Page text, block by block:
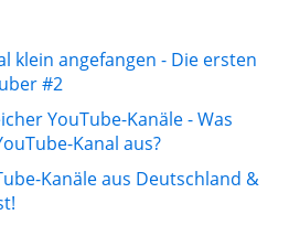
klein angefangen - Die ersten
#2
YouTube-Kanäle - Was
Kanal aus?
Kanäle aus Deutschland &